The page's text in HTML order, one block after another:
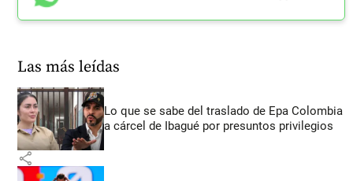
Las más leídas
Lo que se sabe del traslado de Epa Colombia
a cárcel de Ibagué por presuntos privilegios
share